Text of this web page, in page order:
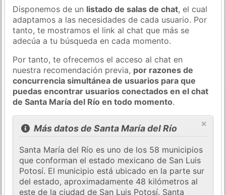
Disponemos de un listado de salas de chat, el cual
adaptamos a las necesidades de cada usuario. Por
tanto, te mostramos el link al chat que más se
adecúa a tu búsqueda en cada momento.
Por tanto, te ofrecemos el acceso al chat en
nuestra recomendación previa, por razones de
concurrencia simultánea de usuarios para que
puedas encontrar usuarios conectados en el chat
de Santa María del Río en todo momento.
×
Más datos de Santa María del Río
Santa María del Río es uno de los 58 municipios
que conforman el estado mexicano de San Luis
Potosí. El municipio está ubicado en la parte sur
del estado, aproximadamente 48 kilómetros al
este de la ciudad de San Luis Potosí. Santa